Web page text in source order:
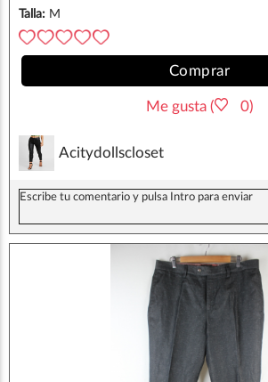
Talla: M
Comprar
Me gusta ( 0)
Acitydollscloset